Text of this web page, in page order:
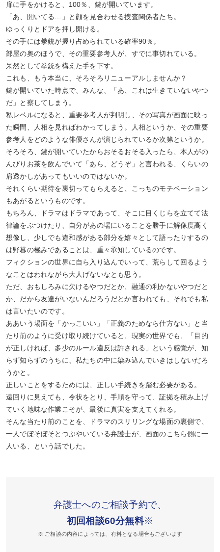
扉に手をかけると、100％、鍵が開いています。
「あ、開いてる…」と顔を見合わせる捜査関係者たち。
ゆっくりとドアを押し開ける。
その手には拳銃が握り占められている確率90％。
部屋の奥のほうで、その重要参考人が、すでに事切れている。
呆然として拳銃を構えた手を下す。
これも、もう本当に、そろそろリニューアルしませんか？
鍵が開いていた時点で、みんな、「あ、これは生きていないやつ
だ」と察してしまう。
私レベルになると、重要参考人が判明し、その写真が画面に映っ
た瞬間、人相を見ればわかってしまう。人相というか、その重要
参考人をどのような俳優さんが演じられているか次第というか。
そろそろ、鍵が開いていたからおそるおそる入ったら、本人がの
んびりお茶を飲んでいて「あら、どうぞ」と言われる、くらいの
肩透かしがあってもいいのではないか。
それくらい期待を裏切ってもらえると、こっちのモチベーション
もあがるというものです。
もちろん、ドラマはドラマであって、そこに目くじらを立てて法
律論をぶつけたり、自分があの場にいることを勝手に解像度高く
想像し、少しでも違和感がある部分を嬉々として語ったりするの
は野暮の極みであることは、重々承知しているのです。
フィクションの世界に自ら入り込んでいって、荒らして回るよう
なことはわれながら大人げないなとも思う。
ただ、おもしろみに欠けるやつだとか、融通の利かないやつだと
か、だから友達がいないんだろうだとか言われても、それでも私
は言いたいのです。
ああいう場面を「かっこいい」「正義のためなら仕方ない」と当
たり前のように受け取り続けていると、現実の世界でも、「目的
が正しければ、多少のルール違反は許される」という感覚が、知
らず知らずのうちに、私たちの中に染み込んでいきはしないだろ
うかと。
正しいことをするためには、正しい手続きを踏む必要がある。
遠回りに見えても、令状をとり、手順を守って、証拠を積み上げ
ていく地味な作業こそが、最後に真実を支えてくれる。
そんな当たり前のことを、ドラマのスリリングな場面の裏側で、
一人でぼそぼそとつぶやいている弁護士が、画面のこちら側に一
人いる、という話でした。
弁護士へのご相談予約で、
初回相談60分無料※
※ ご相談の内容によっては、有料となる場合もございます